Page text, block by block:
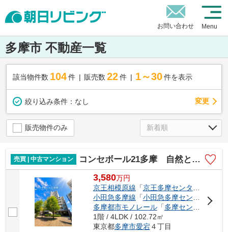
お問い合わせ Menu
多摩市 不動産一覧
該当物件数 104件 販売数 22 件 1～30 件を表示
絞り込み条件： なし 変更
販売物件のみ
売買 | 中古マンション コンセボール21多摩 自然と融合した伸びやかな住まい
3,580万円
京王相模原線 「京王多摩センター
小田急多摩線 「小田急多摩センター
」駅
多摩都市モノレール「多摩センター
」駅
1階 / 4LDK / 102.72㎡
東京都多摩市愛宕４丁目